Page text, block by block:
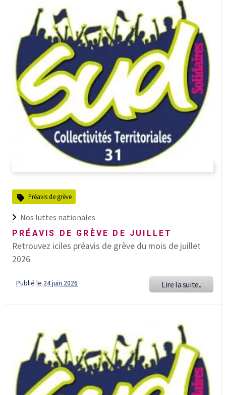
Préavis de grève
Nos luttes nationales
PRÉAVIS DE GRÈVE DE JUILLET
Retrouvez iciles préavis de grève du mois de juillet
2026
Publié le 24 juin 2026 Lire la suite..